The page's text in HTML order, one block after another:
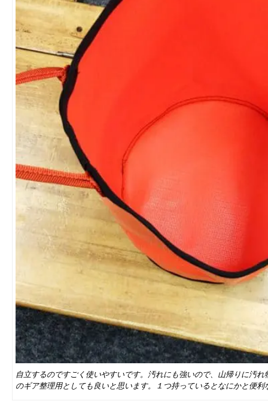
自立するのですごく使いやすいです。汚れにも強いので、山帰りに汚
のギア整理用としても良いと思います。１つ持っているとなにかと便利